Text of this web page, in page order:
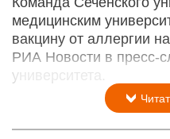
медицинским
вакцину от аллергии
РИА Новости в пресс-
университета.